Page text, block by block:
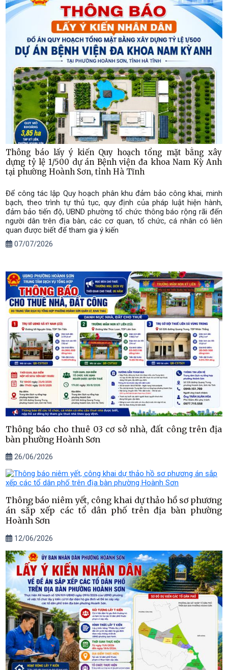
Thông báo lấy ý kiến Quy hoạch tổng mặt bằng xây
dựng tỷ lệ 1/500 dự án Bệnh viện đa khoa Nam Kỳ Anh
tại phường Hoành Sơn, tỉnh Hà Tĩnh
Để công tác lập Quy hoạch phân khu đảm bảo công khai, minh
bạch, theo trình tự thủ tục, quy định của pháp luật hiện hành,
đảm bảo tiến độ, UBND phường tổ chức thông báo rộng rãi đến
người dân trên địa bàn, các cơ quan, tổ chức, cá nhân có liên
quan được biết để tham gia ý kiến
07/07/2026
Thông báo cho thuê 03 cơ sở nhà, đất công trên địa
bàn phường Hoành Sơn
26/06/2026
Thông báo niêm yết, công khai dự thảo hồ sơ phương
án sắp xếp các tổ dân phố trên địa bàn phường
Hoành Sơn
12/06/2026